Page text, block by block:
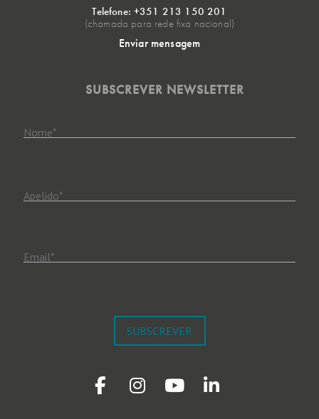
Telefone: +351 213 150 201
(chamada para rede fixa nacional)
Enviar mensagem
SUBSCREVER NEWSLETTER
Nome*
Apelido*
Email*
SUBSCREVER